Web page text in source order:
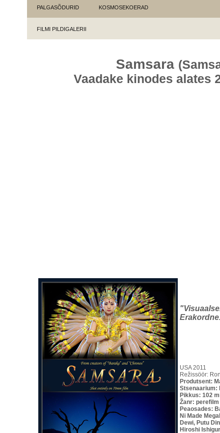
PALGASÕDURID KOSMOSEKOERAD
FILMI PILDIGALERII
Samsara
Vaadake kinodes alates
USA 2011
Režissöör:
Produtsent:
Pikkus: 102
Žanr: perefilm
Peaosades:
Ni Made
Dewi, Putu
Hiroshi